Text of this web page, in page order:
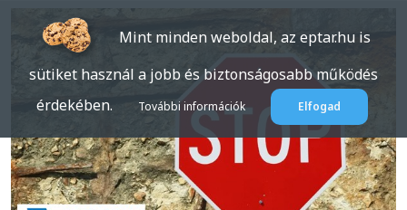
Mint minden weboldal, az eptar.hu is
sütiket használ a jobb és biztonságosabb működés
érdekében.
További információk Elfogad